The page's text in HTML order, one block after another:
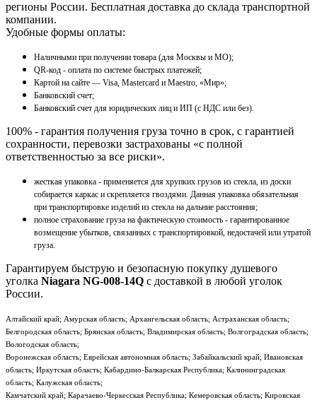
регионы России. Бесплатная доставка до склада транспортной
компании.
Удобные формы оплаты:
Наличными при получении товара (для Москвы и МО);
QR-код - оплата по системе быстрых платежей;
Картой на сайте — Visa, Mastercard и Maestro, «Мир»;
Банковский счет;
Банковский счет для юридических лиц и ИП (с НДС или без).
100% - гарантия получения груза точно в срок, с гарантией
сохранности, перевозки застрахованы «с полной
ответственностью за все риски».
жесткая упаковка - применяется для хрупких грузов из стекла, из доски
собирается каркас и скрепляется гвоздями. Данная упаковка обязательная
при транспортировке изделий из стекла на дальние расстояния;
полное страхование груза на фактическую стоимость - гарантированное
возмещение убытков, связанных с транспортировкой, недостачей или утратой
груза.
Гарантируем быструю и безопасную покупку душевого
уголка Niagara NG-008-14Q с доставкой в любой уголок
России.
Алтайский край; Амурская область; Архангельская область; Астраханская область;
Белгородская область; Брянская область; Владимирская область; Волгоградская область;
Вологодская область;
Воронежская область; Еврейская автономная область; Забайкальский край; Ивановская
область; Иркутская область; Кабардино-Балкарская Республика; Калининградская
область; Калужская область;
Камчатский край; Карачаево-Черкесская Республика; Кемеровская область; Кировская